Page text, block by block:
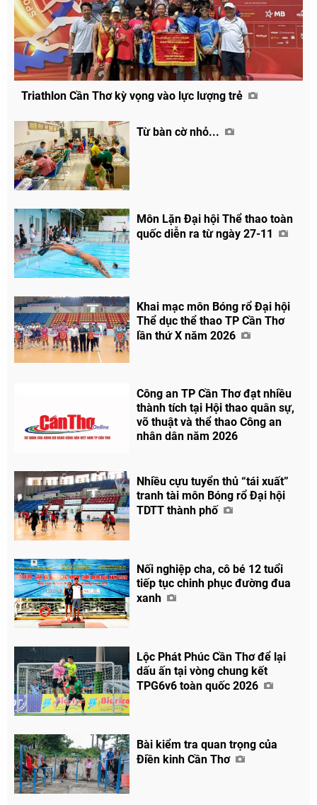
Chia sẻ
Triathlon Cần Thơ kỳ vọng vào lực lượng trẻ
Từ bàn cờ nhỏ...
Môn Lặn Đại hội Thể thao toàn
quốc diễn ra từ ngày 27-11
Khai mạc môn Bóng rổ Đại hội
Thể dục thể thao TP Cần Thơ
lần thứ X năm 2026
Công an TP Cần Thơ đạt nhiều
thành tích tại Hội thao quân sự,
võ thuật và thể thao Công an
nhân dân năm 2026
Nhiều cựu tuyển thủ “tái xuất”
tranh tài môn Bóng rổ Đại hội
TDTT thành phố
Nối nghiệp cha, cô bé 12 tuổi
tiếp tục chinh phục đường đua
xanh
Lộc Phát Phúc Cần Thơ để lại
dấu ấn tại vòng chung kết
TPG6v6 toàn quốc 2026
Bài kiểm tra quan trọng của
Điền kinh Cần Thơ